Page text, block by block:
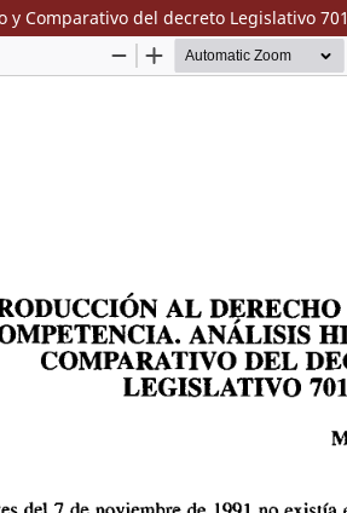
Comparativo del decreto Legislativo 701